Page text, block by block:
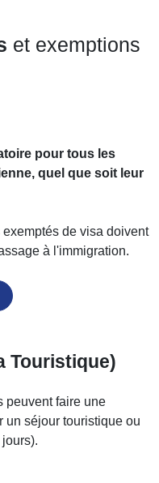
et exemptions
pour tous les
quel que soit leur
de visa doivent
à l'immigration.
Touristique)
peuvent faire une
un séjour touristique ou